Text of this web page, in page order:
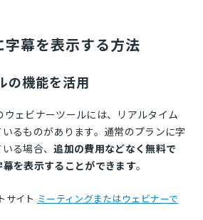
字幕を表示する方法
の機能を活用
ェビナーツールには、リアルタイム
るものがあります。通常のプランに字
る場合、追加の費用などなく無料で
を表示することができます。
サイト ミーティングまたはウェビナーで